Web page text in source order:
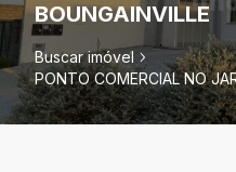
BOUNGAINVILLE
Buscar imóvel
PONTO COMERCIAL NO